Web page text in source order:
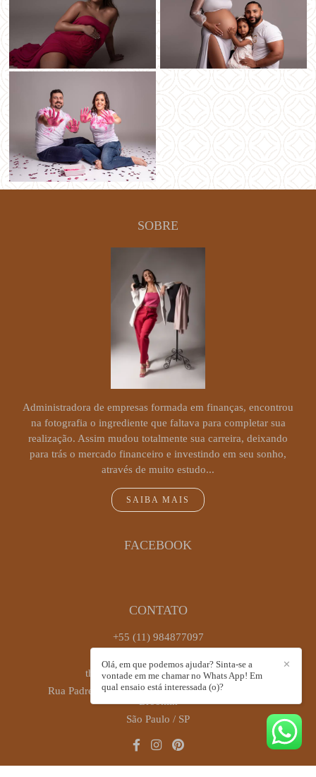
SOBRE
Administradora de empresas formada em finanças, encontrou
na fotografia o ingrediente que faltava para completar sua
realização. Assim mudou totalmente sua carreira, deixando
para trás o mercado financeiro e investindo em seu sonho,
através de muito estudo...
SAIBA MAIS
FACEBOOK
CONTATO
+55 (11) 984877097
thaiscastrofotografia@gmail.com
Rua Padre Antônio José dos Santos, 449, sala 72 -
Brooklin
São Paulo / SP
✕
Olá, em que podemos ajudar? Sinta-se a
vontade em me chamar no Whats App! Em
qual ensaio está interessada (o)?